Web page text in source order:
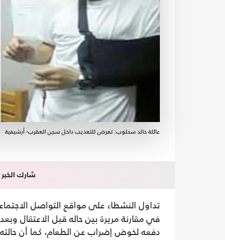
عائلة خالد سحلوب: تعرض للتعذيب داخل سجن العقرب- أرشيفية
شارك الخبر
تداول النشطاء على مواقع التواصل
في مقارنة مريرة بين حاله قبل الاعتقال
دفعه لخوض إضراب عن الطعام، كما أن